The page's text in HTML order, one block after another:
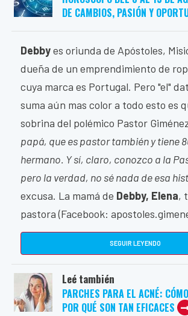
DE CAMBIOS, PASIÓN Y
Debbyes oriunda de Apóstoles,
dueña de un emprendimiento de
cuya marca es Portugal. Pero "el"
suma aún mas color a todo esto es
sobrina del polémico Pastor
papá, que es pastor también y tiene
hermano. Y sí, claro, conozco a la
pero la verdad, no sé nada de esa
excusa. La mamá de Debby, Elena,
pastora (Facebook:
SEGUIR LEYENDO
Leé también
PARCHES PARA EL ACNÉ:
POR QUÉ SON TAN EFICACES